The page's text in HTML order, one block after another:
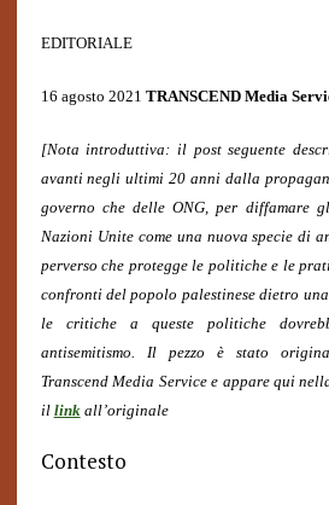
EDITORIALE
16 agosto 2021 TRANSCEND Media
[Nota introduttiva: il post seguente
avanti negli ultimi 20 anni dalla
governo che delle ONG, per diffamare
Nazioni Unite come una nuova specie di
perverso che protegge le politiche e le
confronti del popolo palestinese dietro
le critiche a queste politiche
antisemitismo. Il pezzo è stato
Transcend Media Service e appare qui
il linkall’originale
Contesto